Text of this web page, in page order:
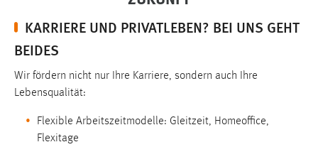
KARRIERE UND PRIVATLEBEN? BEI UNS GEHT
BEIDES
Wir fördern nicht nur Ihre Karriere, sondern auch Ihre
Lebensqualität:
Flexible Arbeitszeitmodelle: Gleitzeit, Homeoffice,
Flexitage
3 Monate
Facebook Pixel
Name:
_fbp